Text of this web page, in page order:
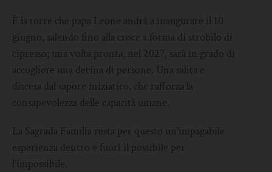
È la torre che papa Leone andrà a inaugurare il 10
giugno, salendo fino alla croce a forma di strobilo di
cipresso; una volta pronta, nel 2027, sarà in grado di
accogliere una decina di persone. Una salita e
discesa dal sapore iniziatico, che rafforza la
consapevolezza delle capacità umane.
La Sagrada Familia resta per questo un’impagabile
esperienza dentro e fuori il possibile per
l’impossibile.